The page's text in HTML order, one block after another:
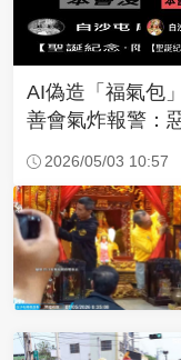
AI偽造「福氣包
善會氣炸報警：
2026/05/03 10:57